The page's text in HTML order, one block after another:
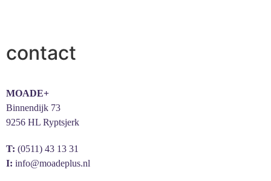
contact
MOADE+
Binnendijk 73
9256 HL Ryptsjerk
T: (0511) 43 13 31
I: info@moadeplus.nl